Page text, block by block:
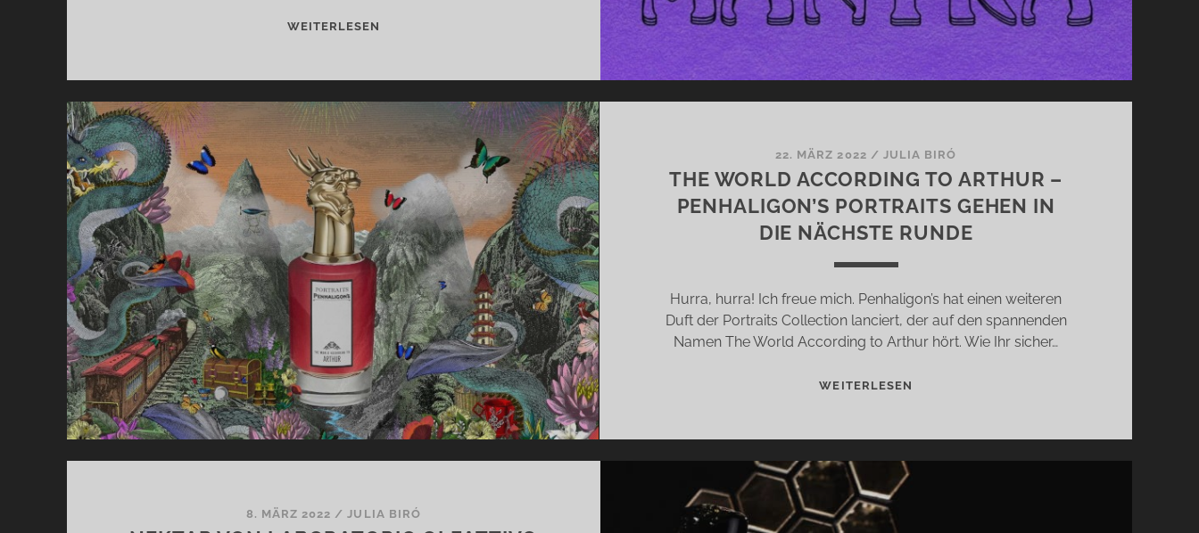
WEITERLESEN
MEDITATIONEN
VIOLETT
22. MÄRZ 2022 / JULIA BIRÓ
THE WORLD ACCORDING TO ARTHUR –
PENHALIGON’S PORTRAITS GEHEN IN
DIE NÄCHSTE RUNDE
Hurra, hurra! Ich freue mich. Penhaligon’s hat einen weiteren
Duft der Portraits Collection lanciert, der auf den spannenden
Namen The World According to Arthur hört. Wie Ihr sicher…
WEITERLESEN
8. MÄRZ 2022 /JULIA BIRÓ